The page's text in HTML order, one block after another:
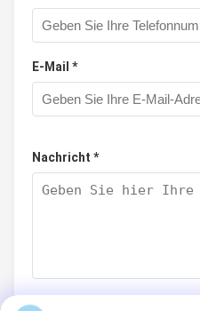
E-Mail *
Nachricht *